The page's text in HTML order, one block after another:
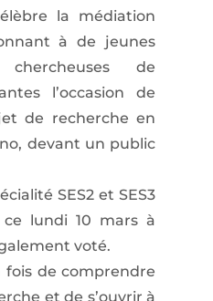
la médiation
à de jeunes
de
l’occasion de
de recherche en
devant un public
SES2 et SES3
lundi 10 mars à
voté.
fois de comprendre
et de s’ouvrir à